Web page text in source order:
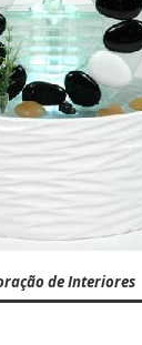
de Interiores